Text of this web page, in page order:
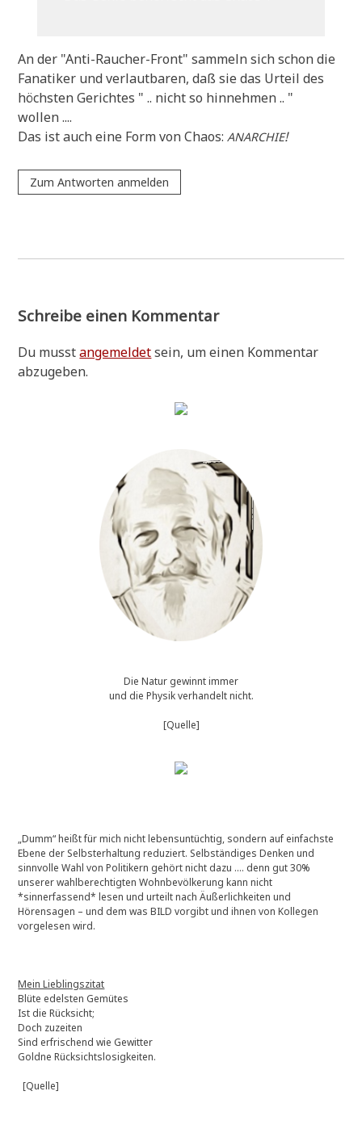
An der "Anti-Rau­cher-Front" sam­meln sich schon die
Fana­ti­ker und ver­laut­ba­ren, daß sie das Urteil des
höch­sten Gerich­tes " .. nicht so hin­neh­men .. "
wollen ....
Das ist auch eine Form von Cha­os:ANARCHIE!
Zum Antworten anmelden
Schreibe einen Kommentar
Du musstangemeldetsein, um einen Kommentar
abzugeben.
Die Natur gewinnt immer
und die Physik verhandelt nicht.
[Quelle]
„Dumm“ heißt für mich nicht lebensuntüchtig, sondern auf einfachste
Ebene der Selbsterhaltung reduziert. Selbständiges Denken und
sinnvolle Wahl von Politikern gehört nicht dazu …. denn gut 30%
unserer wahlberechtigten Wohnbevölkerung kann nicht
*sinnerfassend* lesen und urteilt nach Äußerlichkeiten und
Hörensagen – und dem was BILD vorgibt und ihnen von Kollegen
vorgelesen wird.
Mein Lieblingszitat
Blüte edelsten Gemütes
Ist die Rücksicht;
Doch zuzeiten
Sind erfrischend wie Gewitter
Goldne Rücksichtslosigkeiten.
[Quelle]